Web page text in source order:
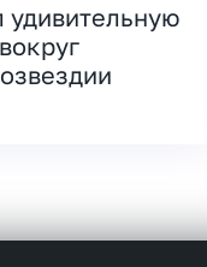
удивительную